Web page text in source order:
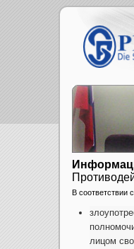
В соответствии
лицом